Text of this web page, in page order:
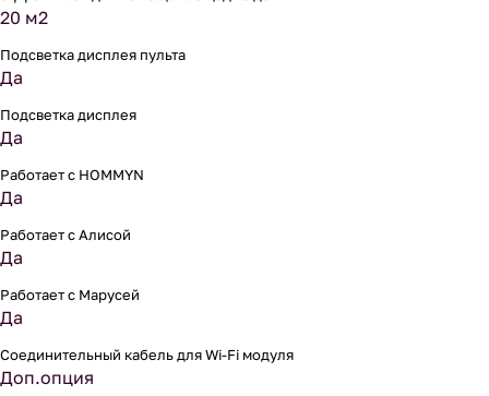
20 м2
Подсветка дисплея пульта
Да
Подсветка дисплея
Да
Работает с HOMMYN
Да
Работает с Алисой
Да
Работает с Марусей
Да
Соединительный кабель для Wi-Fi модуля
Доп.опция